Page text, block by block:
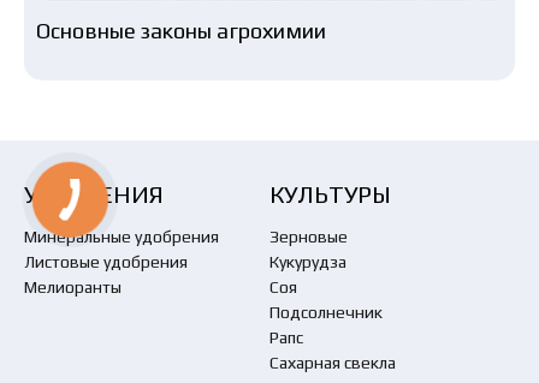
Основные законы агрохимии
УДОБРЕНИЯ
Минеральные удобрения
Листовые удобрения
Мелиоранты
КУЛЬТУРЫ
Зерновые
Кукурудза
Соя
Подсолнечник
Рапс
Сахарная свекла